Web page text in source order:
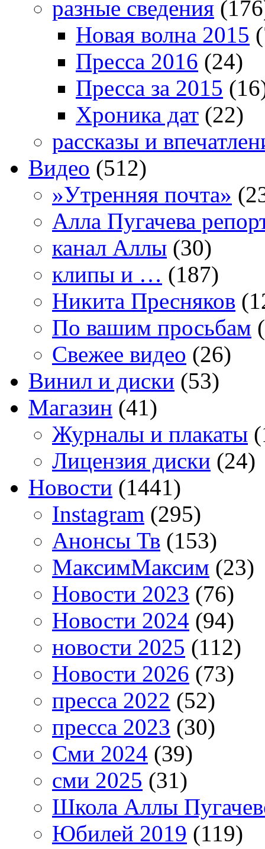
разные сведения
Новая волна 2015
Пресса 2016 (24)
Пресса за 2015
Хроника дат (22)
рассказы и
Видео (512)
»Утренняя почта»
Алла Пугачева
канал Аллы (30)
клипы и … (187)
Никита Пресняков
По вашим просьбам
Свежее видео (26)
Винил и диски (53)
Магазин (41)
Журналы и плакаты
Лицензия диски (24)
Новости (1441)
Instagram (295)
Анонсы Тв (153)
МаксимМаксим (23)
Новости 2023 (76)
Новости 2024 (94)
новости 2025 (112)
Новости 2026 (73)
пресса 2022 (52)
пресса 2023 (30)
Сми 2024 (39)
сми 2025 (31)
Школа Аллы
Юбилей 2019 (119)